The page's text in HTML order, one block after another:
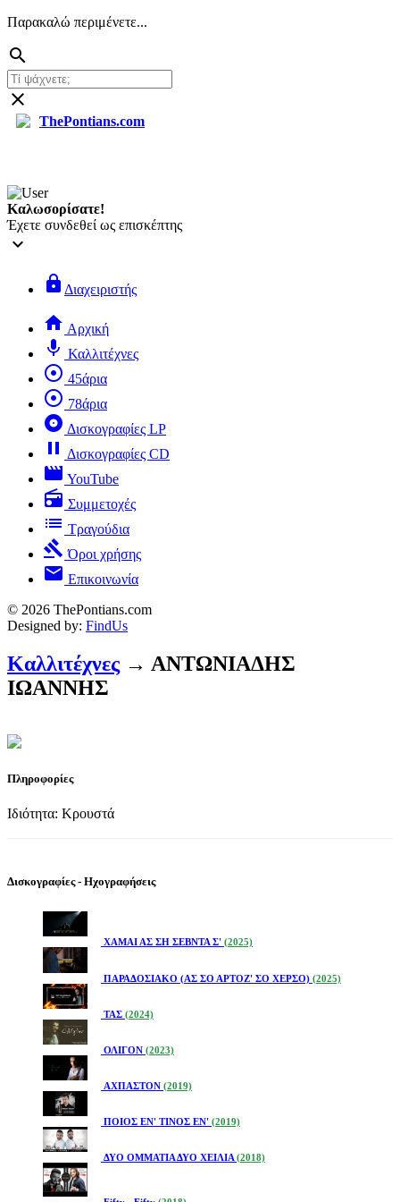
Παρακαλώ περιμένετε...
search
close
ThePontians.com
Καλωσορίσατε!
Έχετε συνδεθεί ως επισκέπτης
keyboard_arrow_down
lock Διαχειριστής
home Αρχική
mic Καλλιτέχνες
adjust 45άρια
adjust 78άρια
album Δισκογραφίες LP
pause Δισκογραφίες CD
movie YouTube
radio Συμμετοχές
list Τραγούδια
gavel Όροι χρήσης
mail Επικοινωνία
© 2026 ThePontians.com
Designed by: FindUs
Καλλιτέχνες → ΑΝΤΩΝΙΑΔΗΣ
ΙΩΑΝΝΗΣ
Πληροφορίες
Ιδιότητα: Κρουστά
Δισκογραφίες - Ηχογραφήσεις
ΧΑΜΑΙ ΑΣ ΣΗ ΣΕΒΝΤΑ Σ' (2025)
ΠΑΡΑΔΟΣΙΑΚΟ (ΑΣ ΣΟ ΑΡΤΟΖ' ΣΟ ΧΕΡΣΟ) (2025)
ΤΑΣ (2024)
ΟΛΙΓΟΝ (2023)
ΑΧΠΑΣΤΟΝ (2019)
ΠΟΙΟΣ ΕΝ' ΤΙΝΟΣ ΕΝ' (2019)
ΔΥΟ ΟΜΜΑΤΙΑ ΔΥΟ ΧΕΙΛΙΑ (2018)